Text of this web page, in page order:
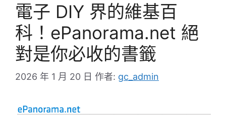
電子 DIY 界的維基百
科！ePanorama.net 絕
對是你必收的書籤
2026 年 1 月 20 日 作者: gc_admin